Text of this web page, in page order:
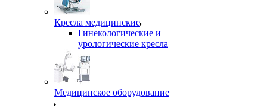
Кресла медицинские
Гинекологические и
урологические кресла
Медицинское оборудование